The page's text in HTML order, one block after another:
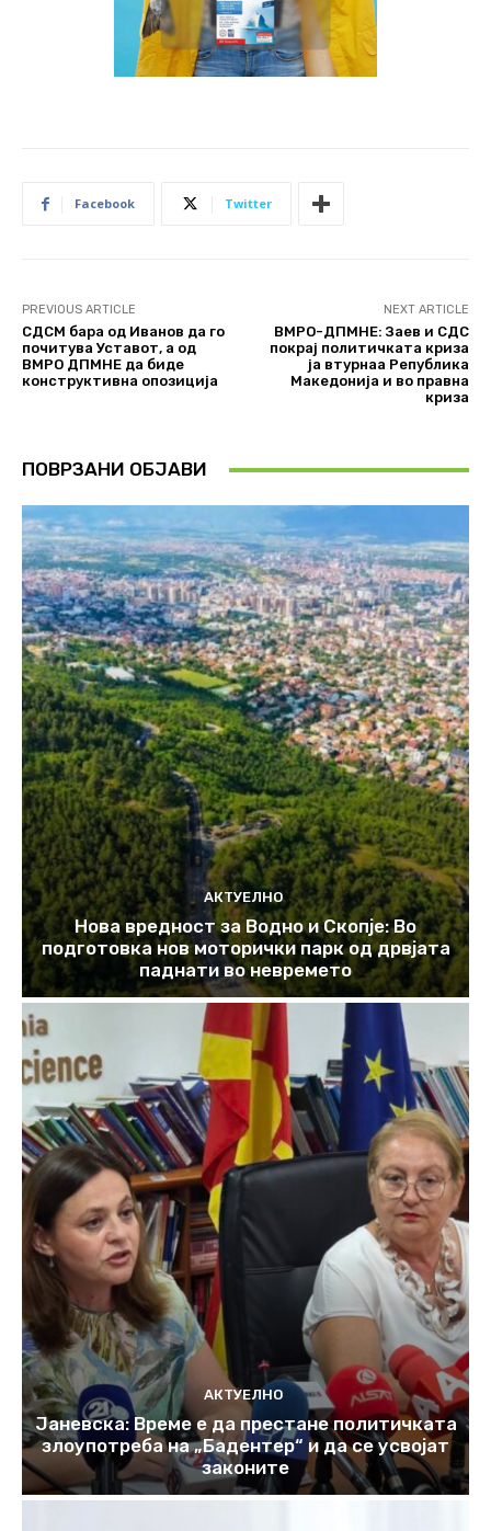
Facebook Twitter
PREVIOUS ARTICLE
СДСМ бара од Иванов да го
почитува Уставот, а од
ВМРО ДПМНЕ да биде
конструктивна опозиција
NEXT ARTICLE
ВМРО-ДПМНЕ: Заев и СДС
покрај политичката криза
ја втурнаа Република
Македонија и во правна
криза
ПОВРЗАНИ ОБЈАВИ
АКТУЕЛНО
Нова вредност за Водно и Скопје: Во
подготовка нов моторички парк од дрвјата
паднати во невремето
АКТУЕЛНО
Јаневска: Време е да престане политичката
злоупотреба на „Бадентер“ и да се усвојат
законите